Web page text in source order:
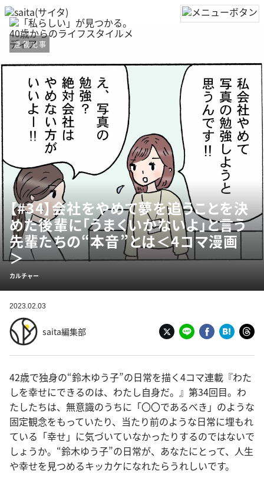
連載記事
【#34】会社をやめて夢を追うことを決
めた後輩に「うまくいかないよ」と言う
先輩たちの“本音”とは＜4コマ漫画
＞
カルチャー
2023.02.03
saita編集部
42歳で独身の“鈴木ゆう子”の日常を描く4コマ連載『わた
しを幸せにできるのは、わたし自身だ。』第34回目。わ
たしたちは、無意識のうちに「〇〇であるべき」のような
固定観念をもっていたり、当たり前のような日常に埋もれ
ている「幸せ」に気づいていなかったりするのではないで
しょうか。“鈴木ゆう子”の日常が、あなたにとって、人生
や幸せを見つめるキッカケになれたらうれしいです。